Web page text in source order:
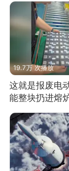
19.7万 次播放
这就是报废电
能整块扔进熔